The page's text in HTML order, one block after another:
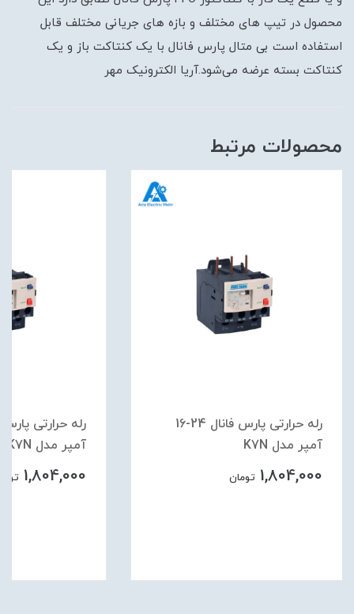
محصول در تیپ های مختلف و بازه های جریانی مختلف قابل
استفاده است بی متال پارس فانال با یک کنتاکت باز و یک
کنتاکت بسته عرضه می‌شود.آریا الکترونیک مهر
محصولات مرتبط
رله حرارتی پارس فانال 24-16
آمپر مدل K7N
1,804,000 تومان
آمپر مدل K7N
1,804,000